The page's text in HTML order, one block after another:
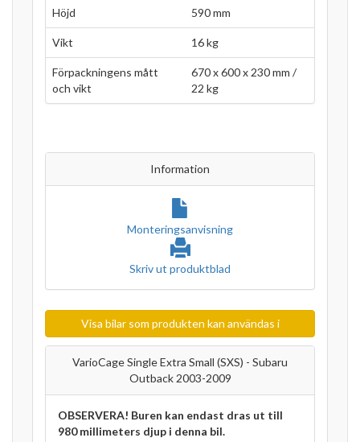
Höjd 590 mm
Vikt 16 kg
Förpackningens mått
och vikt
670 x 600 x 230 mm /
22 kg
Information
Monteringsanvisning
Skriv ut produktblad
Visa bilar som produkten kan användas i
VarioCage Single Extra Small (SXS) - Subaru
Outback 2003-2009
OBSERVERA! Buren kan endast dras ut till
980 millimeters djup i denna bil.